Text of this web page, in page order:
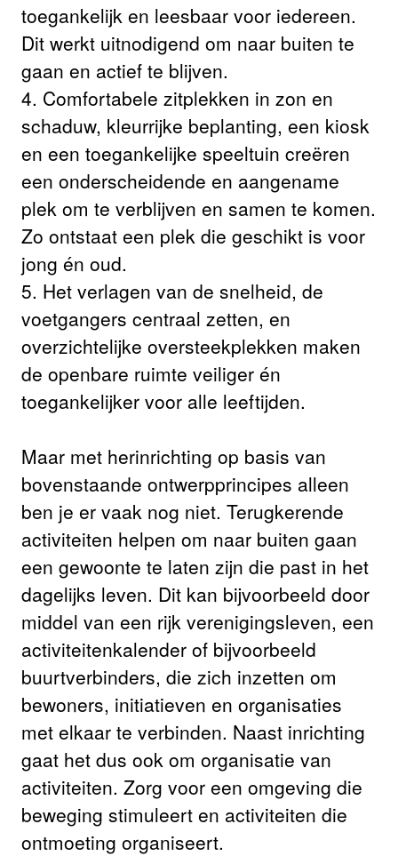
toegankelijk en leesbaar voor iedereen.
Dit werkt uitnodigend om naar buiten te
gaan en actief te blijven.
4. Comfortabele zitplekken in zon en
schaduw, kleurrijke beplanting, een kiosk
en een toegankelijke speeltuin creëren
een onderscheidende en aangename
plek om te verblijven en samen te komen.
Zo ontstaat een plek die geschikt is voor
jong én oud.
5. Het verlagen van de snelheid, de
voetgangers centraal zetten, en
overzichtelijke oversteekplekken maken
de openbare ruimte veiliger én
toegankelijker voor alle leeftijden.
Maar met herinrichting op basis van
bovenstaande ontwerpprincipes alleen
ben je er vaak nog niet. Terugkerende
activiteiten helpen om naar buiten gaan
een gewoonte te laten zijn die past in het
dagelijks leven. Dit kan bijvoorbeeld door
middel van een rijk verenigingsleven, een
activiteitenkalender of bijvoorbeeld
buurtverbinders, die zich inzetten om
bewoners, initiatieven en organisaties
met elkaar te verbinden. Naast inrichting
gaat het dus ook om organisatie van
activiteiten. Zorg voor een omgeving die
beweging stimuleert en activiteiten die
ontmoeting organiseert.